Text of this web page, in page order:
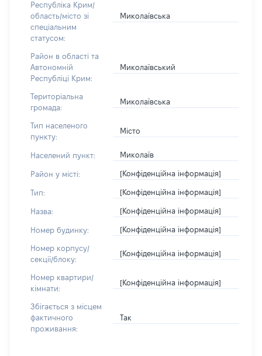
Республіка Крим/
область/місто зі
спеціальним
статусом:
Миколаївська
Район в області та
Автономній
Республіці Крим:
Миколаївський
Територіальна
громада:
Миколаївська
Тип населеного
пункту:
Місто
Населений пункт: Миколаїв
Район у місті: [Конфіденційна інформація]
Тип: [Конфіденційна інформація]
Назва: [Конфіденційна інформація]
Номер будинку: [Конфіденційна інформація]
Номер корпусу/
секції/блоку:
[Конфіденційна інформація]
Номер квартири/
кімнати:
[Конфіденційна інформація]
Збігається з місцем
фактичного
проживання:
Так